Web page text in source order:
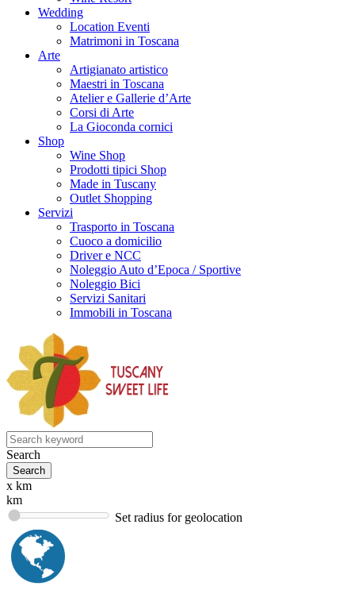
Wedding
Location Eventi
Matrimoni in Toscana
Arte
Artigianato artistico
Maestri in Toscana
Atelier e Gallerie d’Arte
Corsi di Arte
La Gioconda cornici
Shop
Wine Shop
Prodotti tipici Shop
Made in Tuscany
Outlet Shopping
Servizi
Trasporto in Toscana
Cuoco a domicilio
Driver e NCC
Noleggio Auto d’Epoca / Sportive
Noleggio Bici
Servizi Sanitari
Immobili in Toscana
Search
x km
km
Set radius for geolocation